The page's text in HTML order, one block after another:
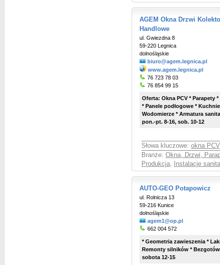
AGEM Okna Drzwi
Handlowe
ul. Gwiezdna 8
59-220 Legnica
dolnośląskie
biuro@agem.legnica.pl
www.agem.legnica.pl
76 723 78 03
76 854 99 15
Oferta: Okna PCV * Parapety
* Panele podłogowe *
Wodomierze * Armatura
pon.-pt. 8-16, sob. 10-12
Słowa kluczowe: okna PCV
Branże: Okna, Drzwi,
Produkcja, Instalacje
AUTO-GEO Potapowicz
ul. Rolnicza 13
59-216 Kunice
dolnośląskie
agem1@op.pl
662 004 572
* Geometria zawieszenia *
Remonty silników *
sobota 12-15